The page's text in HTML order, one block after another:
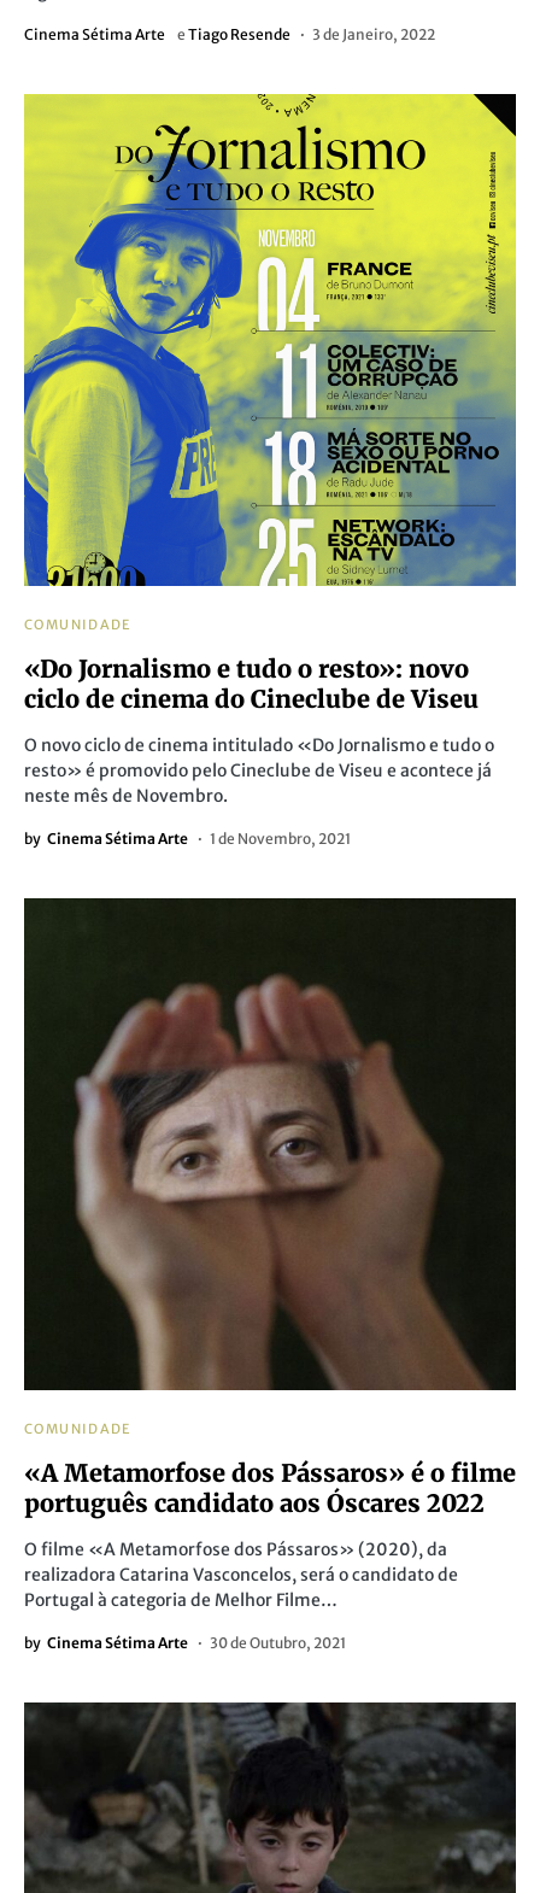
Cinema Sétima Arte e Tiago Resende 3 de Janeiro, 2022
COMUNIDADE
«Do Jornalismo e tudo o resto»: novo
ciclo de cinema do Cineclube de Viseu
O novo ciclo de cinema intitulado «Do Jornalismo e tudo o
resto» é promovido pelo Cineclube de Viseu e acontece já
neste mês de Novembro.
by Cinema Sétima Arte 1 de Novembro, 2021
COMUNIDADE
«A Metamorfose dos Pássaros» é o filme
português candidato aos Óscares 2022
O filme «A Metamorfose dos Pássaros» (2020), da
realizadora Catarina Vasconcelos, será o candidato de
Portugal à categoria de Melhor Filme…
by Cinema Sétima Arte 30 de Outubro, 2021